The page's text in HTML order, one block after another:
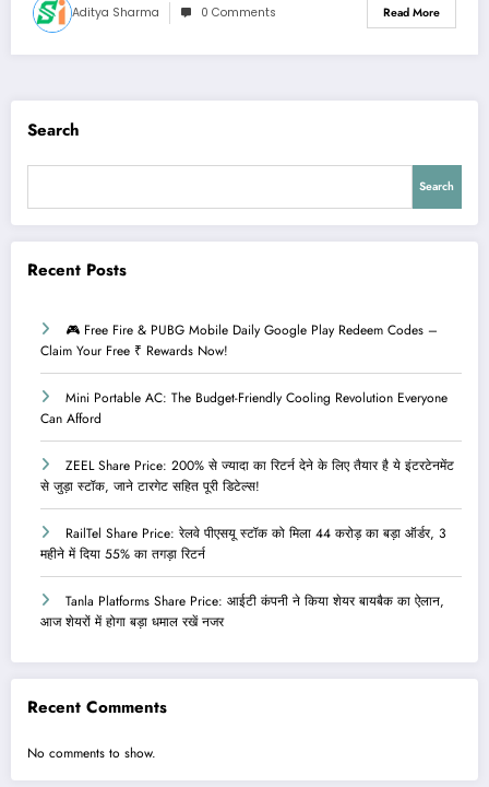
Aditya Sharma 0 Comments Read More
Search
Search
Recent Posts
🎮 Free Fire & PUBG Mobile Daily Google Play Redeem Codes –
Claim Your Free ₹ Rewards Now!
Mini Portable AC: The Budget-Friendly Cooling Revolution Everyone
Can Afford
ZEEL Share Price: 200% से ज्यादा का रिटर्न देने के लिए तैयार है ये इंटरटेनमेंट
से जुड़ा स्टॉक, जाने टारगेट सहित पूरी डिटेल्स!
RailTel Share Price: रेलवे पीएसयू स्टॉक को मिला 44 करोड़ का बड़ा ऑर्डर, 3
महीने में दिया 55% का तगड़ा रिटर्न
Tanla Platforms Share Price: आईटी कंपनी ने किया शेयर बायबैक का ऐलान,
आज शेयरों में होगा बड़ा धमाल रखें नजर
Recent Comments
No comments to show.